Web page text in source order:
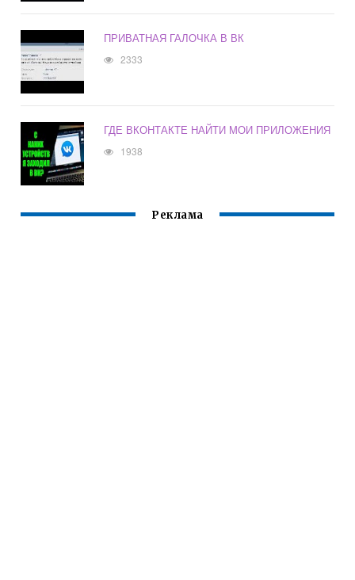
ПРИВАТНАЯ ГАЛОЧКА В ВК
2333
ГДЕ ВКОНТАКТЕ НАЙТИ МОИ ПРИЛОЖЕНИЯ
1938
Реклама